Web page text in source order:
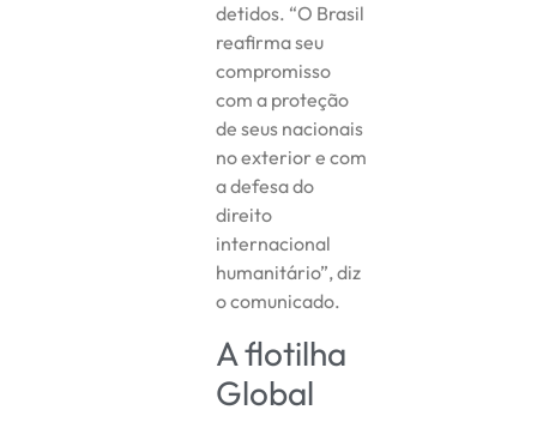
detidos. “O Brasil
reafirma seu
compromisso
com a proteção
de seus nacionais
no exterior e com
a defesa do
direito
internacional
humanitário”, diz
o comunicado.
A flotilha
Global